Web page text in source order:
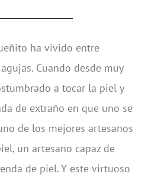
ha vivido entre
Cuando desde muy
a tocar la piel y
de extraño en que uno se
de los mejores artesanos
un artesano capaz de
de piel. Y este virtuoso